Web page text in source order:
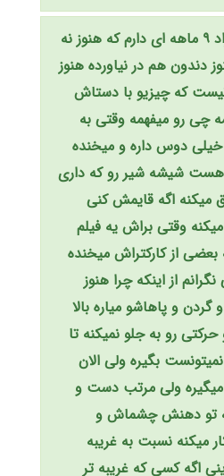
سلام و عرض ادب نوزاد ۹ ماهه ای دارم که هنوز نه
دندون هم در نیاورده هنوز
که چیزیو با دستاش
چی رو میفهمه وقتی به
خیلی دوس داره و میخنده
هست شیشه شیر رو که داری
میکنه اگه قایمش کنی
وقتی براش یه فیلم
بعضی از کارکتراش میخنده
از اینکه چرا هنوز
گردن و پاهاشو میاره بالا
رو به جلو نمیکنه تا
بگیره ولی الان
ولی مرتب دست و
تو دهنش چشماش و
نسبت به غریبه
اگه کسی که غریبه تر